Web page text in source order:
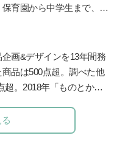
育園から中学生まで、お
を行う。近年は大学にて
の絵本の魅力を学生に伝
子大学短期大学部非常勤
活躍。著書に『0～5歳
育てる0歳・1歳・2歳児に
』（共に小学館）がある。
画&デザインを13年間務
品は500点超。調べた他
超。2018年「ものとかぞ
片づけ講座を行うかたわ
も活動中。フォロワー5.